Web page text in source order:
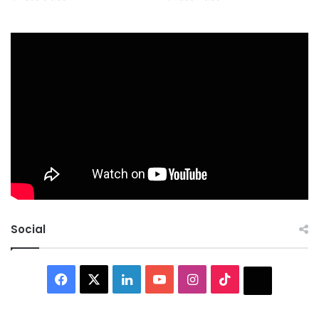
Social
Facebook LinkedInYouTubeInstagram